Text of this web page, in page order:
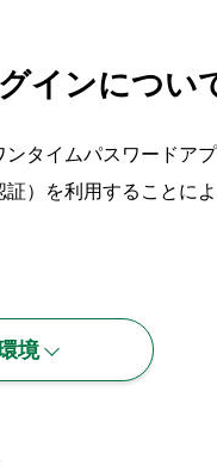
インについ
ンタイムパスワードア
）を利用することに
境